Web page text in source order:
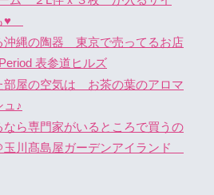
♥
沖縄の陶器 東京で売ってるお店
表参道ヒルズ
部屋の空気は お茶の葉のアロマ
♪
なら専門家がいるところで買うの
川髙島屋ガーデンアイランド